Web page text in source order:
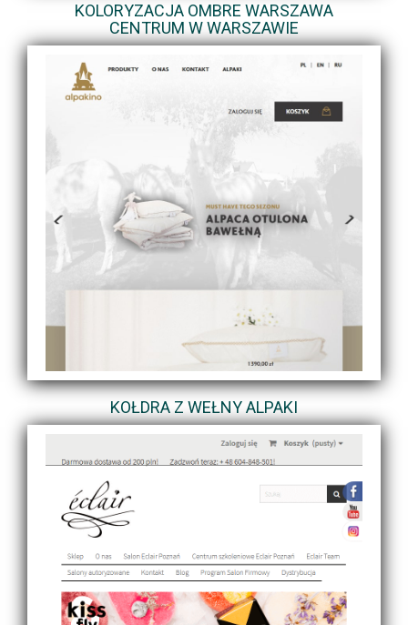
KOLORYZACJA OMBRE WARSZAWA
CENTRUM W WARSZAWIE
KOŁDRA Z WEŁNY ALPAKI